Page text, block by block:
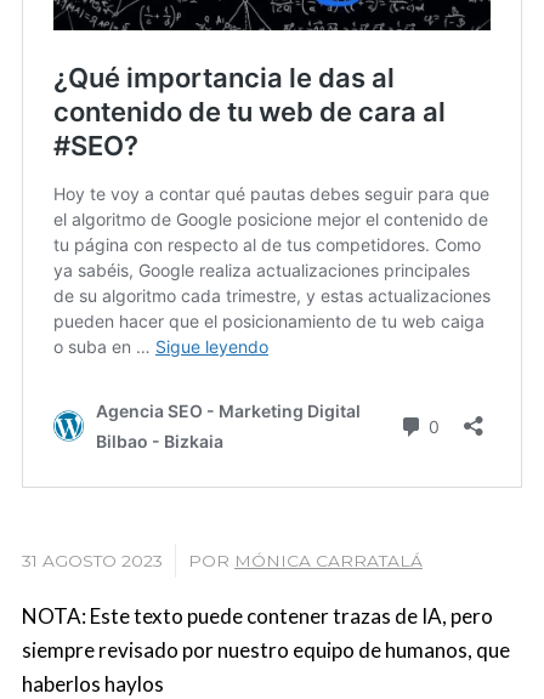
31 AGOSTO 2023
/ POR MÓNICA CARRATALÁ
NOTA: Este texto puede contener trazas de IA, pero
siempre revisado por nuestro equipo de humanos, que
haberlos haylos